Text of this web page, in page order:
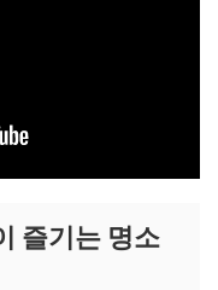
즐기는 명소